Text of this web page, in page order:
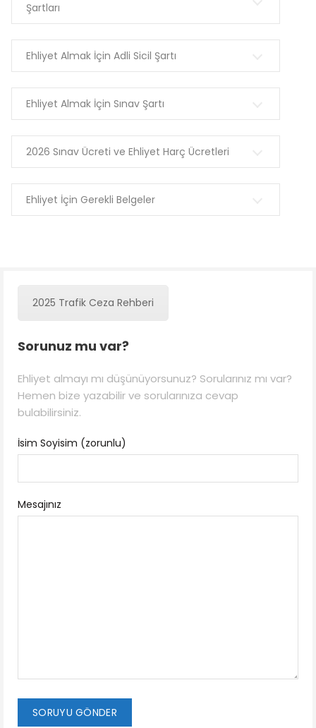
Şartları
Ehliyet Almak İçin Adli Sicil Şartı
Ehliyet Almak İçin Sınav Şartı
2026 Sınav Ücreti ve Ehliyet Harç Ücretleri
Ehliyet İçin Gerekli Belgeler
2025 Trafik Ceza Rehberi
Sorunuz mu var?
Ehliyet almayı mı düşünüyorsunuz? Sorularınız mı var?
Hemen bize yazabilir ve sorularınıza cevap
bulabilirsiniz.
İsim Soyisim (zorunlu)
Mesajınız